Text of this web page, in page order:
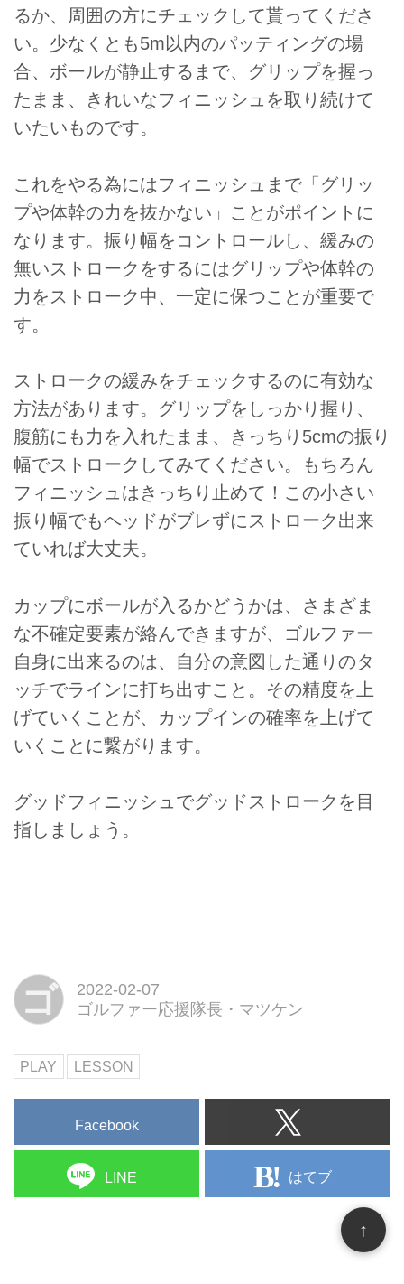
るか、周囲の方にチェックして貰ってくださ
い。少なくとも5m以内のパッティングの場
合、ボールが静止するまで、グリップを握っ
たまま、きれいなフィニッシュを取り続けて
いたいものです。
これをやる為にはフィニッシュまで「グリッ
プや体幹の力を抜かない」ことがポイントに
なります。振り幅をコントロールし、緩みの
無いストロークをするにはグリップや体幹の
力をストローク中、一定に保つことが重要で
す。
ストロークの緩みをチェックするのに有効な
方法があります。グリップをしっかり握り、
腹筋にも力を入れたまま、きっちり5cmの振り
幅でストロークしてみてください。もちろん
フィニッシュはきっちり止めて！この小さい
振り幅でもヘッドがブレずにストローク出来
ていれば大丈夫。
カップにボールが入るかどうかは、さまざま
な不確定要素が絡んできますが、ゴルファー
自身に出来るのは、自分の意図した通りのタ
ッチでラインに打ち出すこと。その精度を上
げていくことが、カップインの確率を上げて
いくことに繋がります。
グッドフィニッシュでグッドストロークを目
指しましょう。
ゴ
2022-02-07
ゴルファー応援隊長・マツケン
PLAY LESSON
Facebook
LINE はてブ
↑